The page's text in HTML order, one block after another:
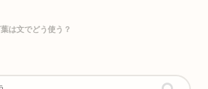
は文でどう使う？